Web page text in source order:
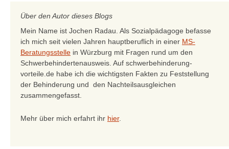
Über den Autor dieses Blogs
Mein Name ist Jochen Radau. Als Sozialpädagoge befasse
ich mich seit vielen Jahren hauptberuflich in einer MS-
Beratungsstelle in Würzburg mit Fragen rund um den
Schwerbehindertenausweis. Auf schwerbehinderung-
vorteile.de habe ich die wichtigsten Fakten zu Feststellung
der Behinderung und den Nachteilsausgleichen
zusammengefasst.
Mehr über mich erfahrt ihr hier.